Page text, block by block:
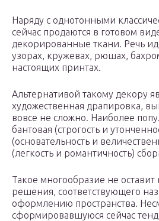
Наряду с однотонными
сейчас продаются в готовом
декорированные ткани. Речь
узорах, кружевах, рюшах,
настоящих принтах.
Альтернативой такому декору
художественная драпировка,
вовсе не сложно. Наиболее
бантовая (строгость и
(основательность и
(легкость и романтичность)
Такое многообразие не оставит
решения, соответствующего
оформлению пространства.
сформировавшуюся сейчас